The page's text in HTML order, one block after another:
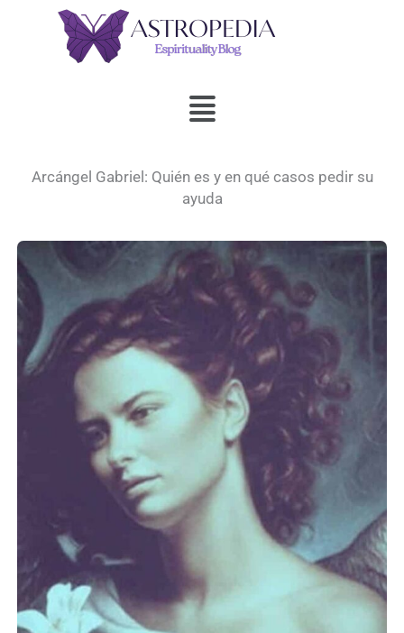
Menú
Arcángel Gabriel: Quién es y en qué casos pedir su
ayuda